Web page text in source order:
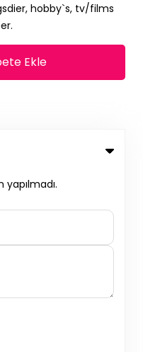
hobby`s, tv/films
Ekle